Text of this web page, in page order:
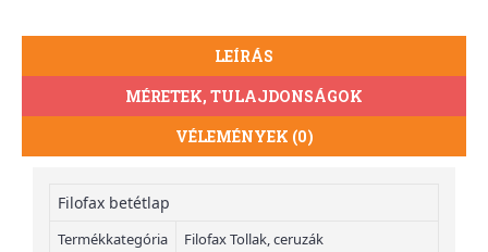
LEÍRÁS
MÉRETEK, TULAJDONSÁGOK
VÉLEMÉNYEK (0)
Filofax betétlap
Termékkategória
Filofax Tollak, ceruzák